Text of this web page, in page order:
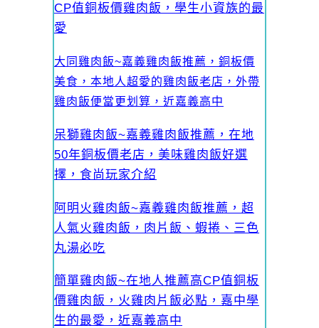
CP值銅板價雞肉飯，學生小資族的最
愛
大同雞肉飯~嘉義雞肉飯推薦，銅板價
美食，本地人超愛的雞肉飯老店，外帶
雞肉飯便當更划算，近嘉義高中
呆獅雞肉飯~嘉義雞肉飯推薦，在地
50年銅板價老店，美味雞肉飯好選
擇，食尚玩家介紹
阿明火雞肉飯~嘉義雞肉飯推薦，超
人氣火雞肉飯，肉片飯、蝦捲、三色
丸湯必吃
簡單雞肉飯~在地人推薦高CP值銅板
價雞肉飯，火雞肉片飯必點，嘉中學
生的最愛，近嘉義高中